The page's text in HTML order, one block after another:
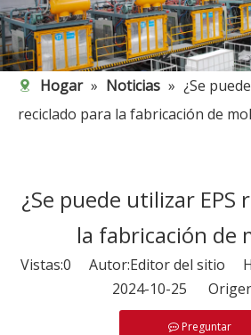
Hogar » Noticias » ¿Se
reciclado para la fabricación de
¿Se puede utilizar EPS
la fabricación de
Vistas:0 Autor:Editor del sitio
2024-10-25
Preguntar